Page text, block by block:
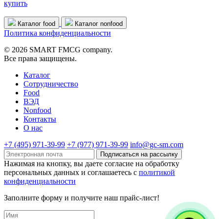
купить
Каталог food Каталог nonfood
Политика конфиденциальности
© 2026 SMART FMCG company.
Все права защищены.
Каталог
Cотрудничество
Food
ВЭД
Nonfood
Контакты
О нас
+7 (495) 971-39-99 +7 (977) 971-39-99 info@gc-sm.com
Подписаться на рассылку
Нажимая на кнопку, вы даете согласие на обработку
персональных данных и соглашаетесь c политикой
конфиденциальности
Заполните форму и получите наш прайс-лист!